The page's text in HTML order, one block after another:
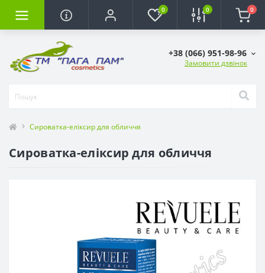
0 0 0
+38 (066) 951-98-96
Замовити дзвінок
Сироватка-еліксир для обличчя
Сироватка-еліксир для обличчя